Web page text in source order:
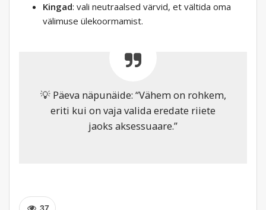
Kingad: vali neutraalsed värvid, et vältida oma
välimuse ülekoormamist.
💡 Päeva näpunäide: “Vähem on rohkem,
eriti kui on vaja valida eredate riiete
jaoks aksessuaare.”